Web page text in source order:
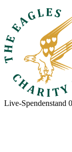
Live-Spendenstand